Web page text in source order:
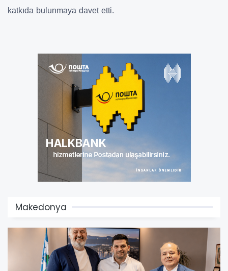
katkıda bulunmaya davet etti.
Makedonya